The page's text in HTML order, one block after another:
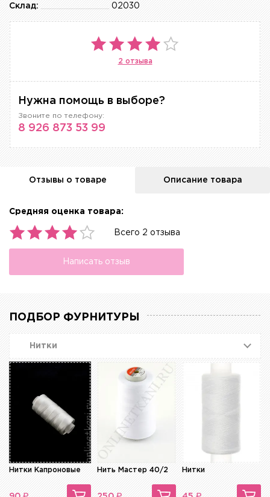
02030
Склад:
2 отзыва
Нужна помощь в выборе?
Звоните по телефону:
8 926 873 53 99
Отзывы о товаре Описание товара
Средняя оценка товара:
Всего 2 отзыва
Написать отзыв
ПОДБОР ФУРНИТУРЫ
Нитки
Нитки Капроновые Нить Мастер 40/2 Нитки